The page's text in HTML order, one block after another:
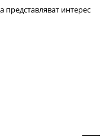
представляват интерес